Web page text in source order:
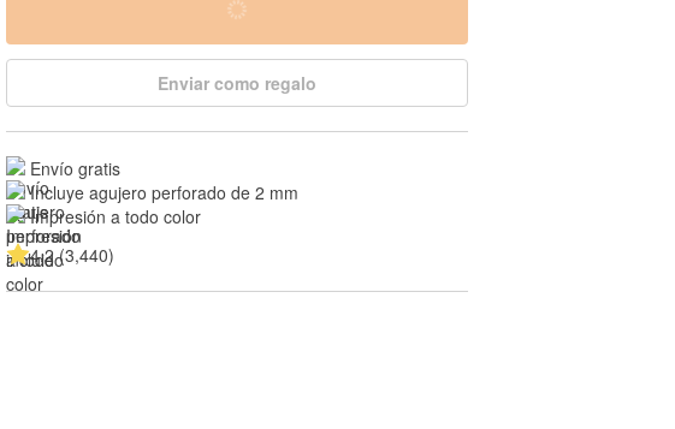
Enviar como regalo
Envío gratis
Incluye agujero perforado de 2 mm
Impresión a todo color
4.2 (3,440)